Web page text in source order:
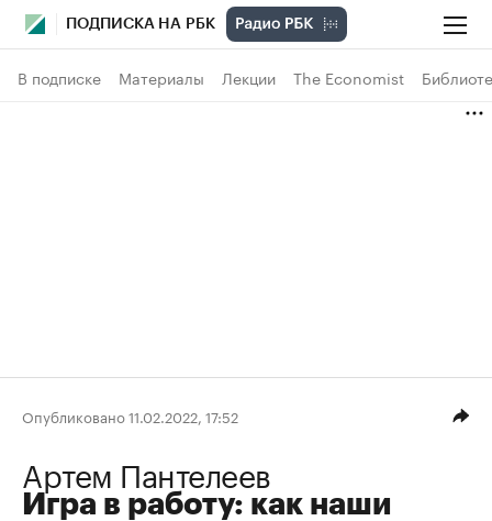
ПОДПИСКА НА РБК
В подписке Материалы Лекции The Economist
Опубликовано 11.02.2022, 17:52
Артем Пантелеев
Игра в работу: как наши